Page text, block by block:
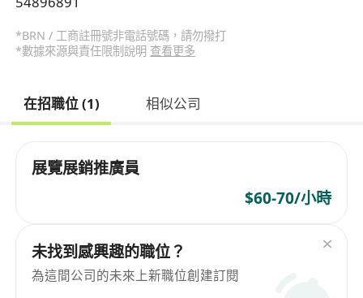
*BRN / 工商註冊號非電話號碼，請勿撥打
*數據來源與責任限制說明 查看更多
在招職位 (1) 相似公司
展覽展銷推廣員
$60-70/小時
未找到感興趣的職位？
為這間公司的未來上新職位創建訂閱